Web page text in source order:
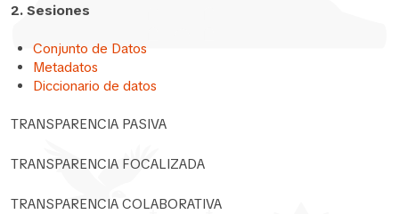
2. Sesiones
Conjunto de Datos
Metadatos
Diccionario de datos
TRANSPARENCIA PASIVA
TRANSPARENCIA FOCALIZADA
TRANSPARENCIA COLABORATIVA